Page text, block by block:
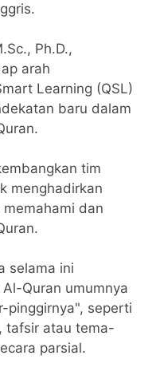
Ph.D.,
arah
Learning (QSL)
baru dalam
tim
menghadirkan
dan
selama ini
Quran umumnya
pinggirnya", seperti
tafsir atau tema-
parsial.